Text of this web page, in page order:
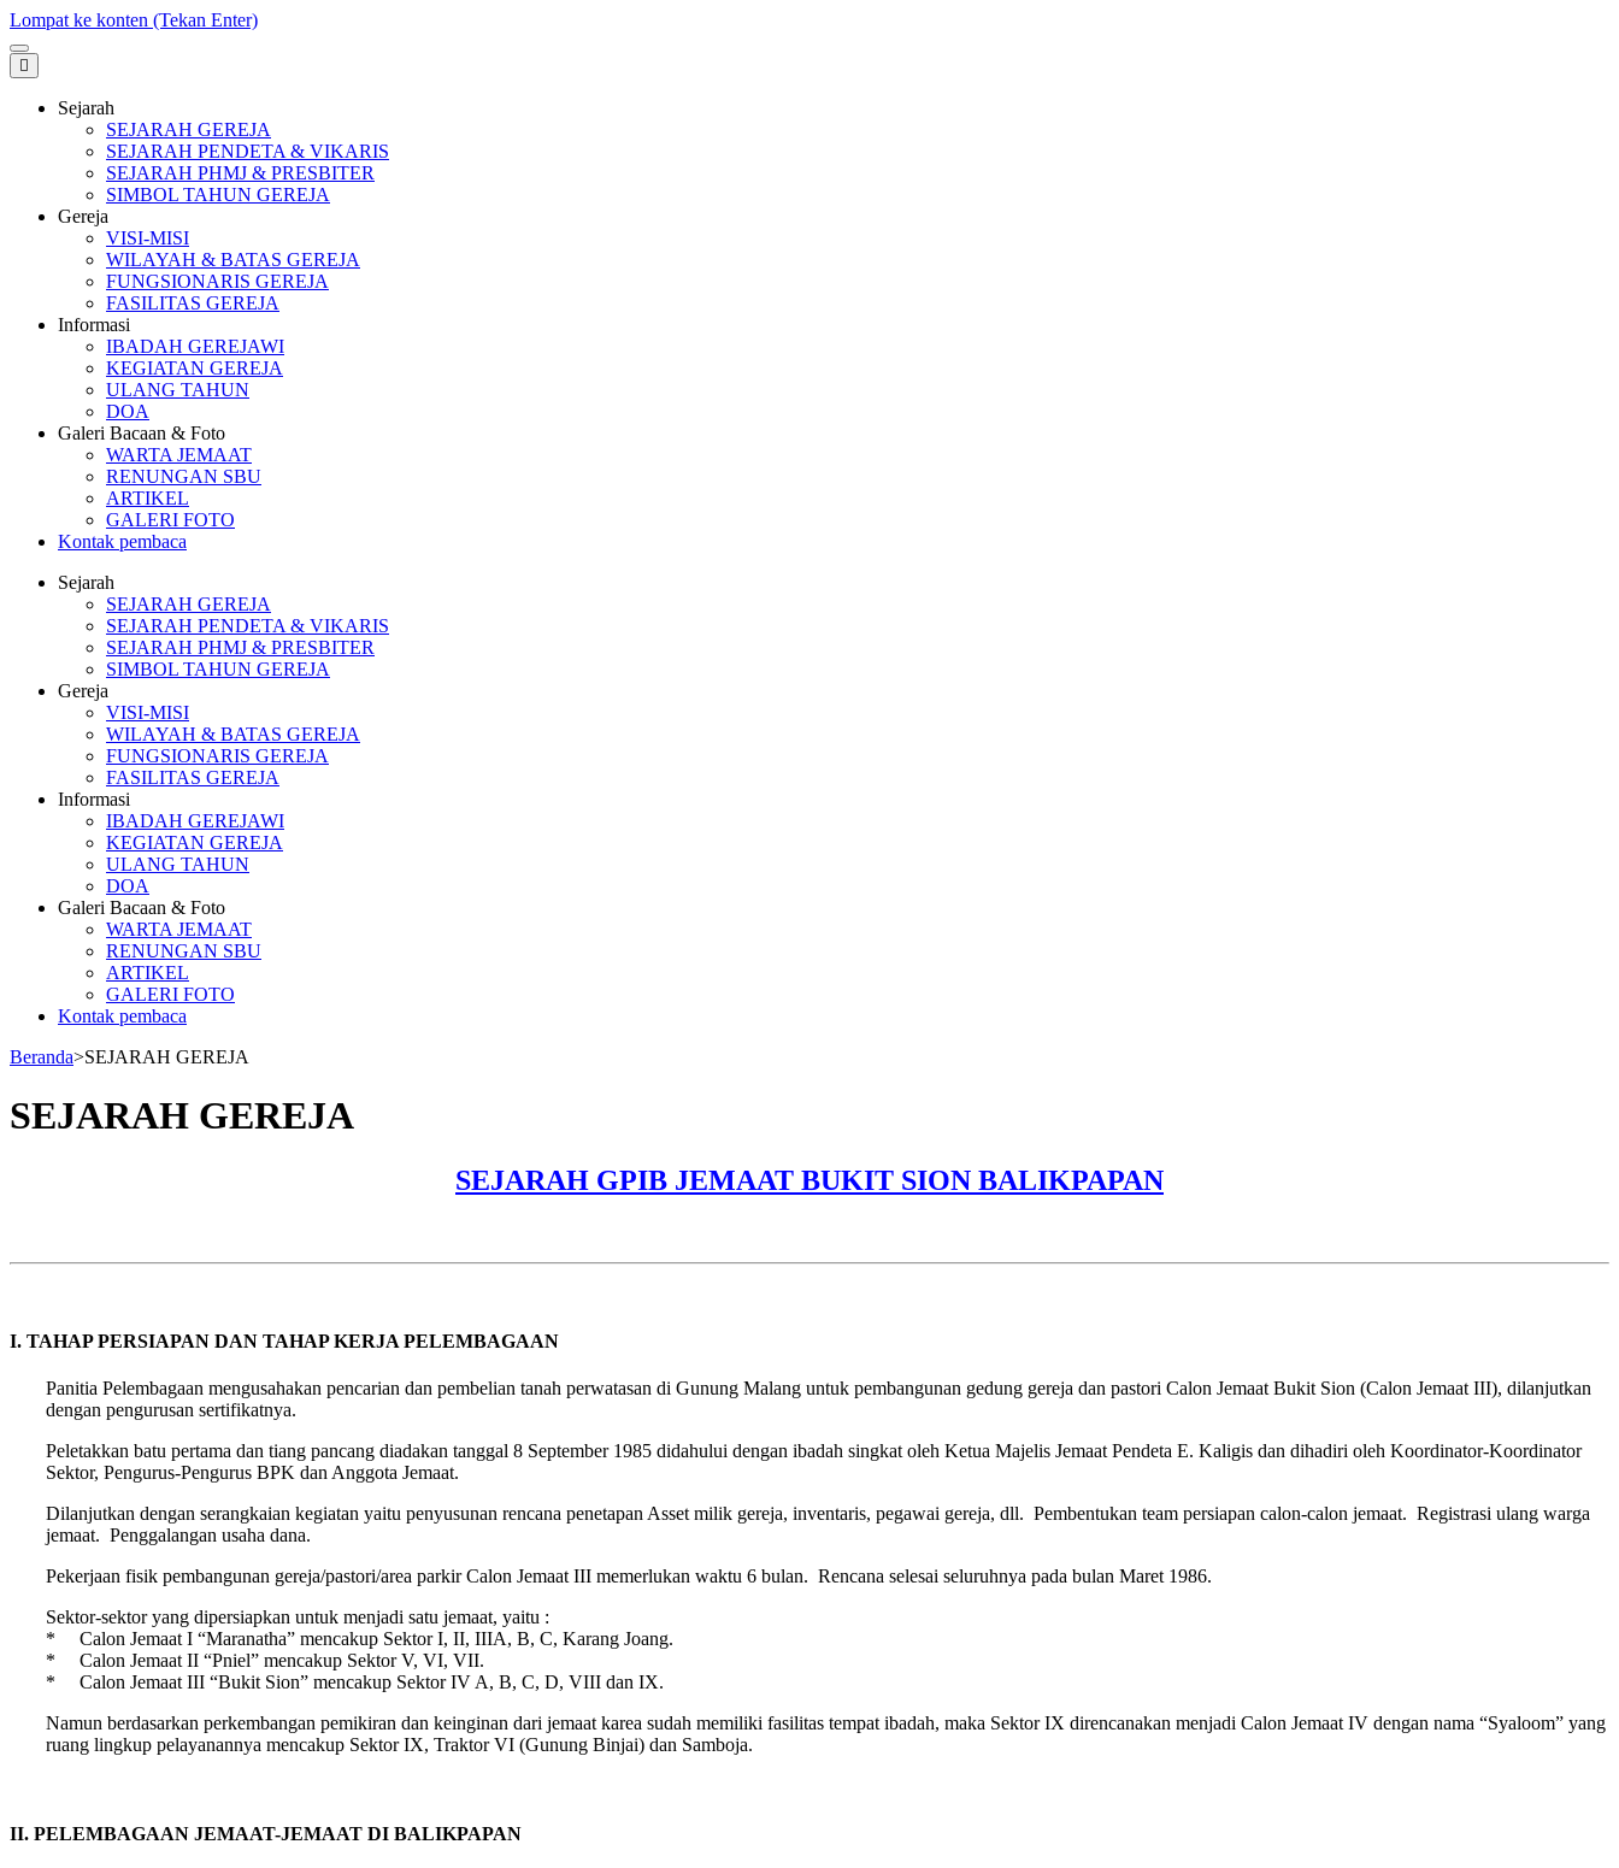
Lompat ke konten (Tekan Enter)
Sejarah
SEJARAH GEREJA
SEJARAH PENDETA & VIKARIS
SEJARAH PHMJ & PRESBITER
SIMBOL TAHUN GEREJA
Gereja
VISI-MISI
WILAYAH & BATAS GEREJA
FUNGSIONARIS GEREJA
FASILITAS GEREJA
Informasi
IBADAH GEREJAWI
KEGIATAN GEREJA
ULANG TAHUN
DOA
Galeri Bacaan & Foto
WARTA JEMAAT
RENUNGAN SBU
ARTIKEL
GALERI FOTO
Kontak pembaca
GPIB BUKIT SION BALIKPAPAN
Sejarah
SEJARAH GEREJA
SEJARAH PENDETA & VIKARIS
SEJARAH PHMJ & PRESBITER
SIMBOL TAHUN GEREJA
Gereja
VISI-MISI
WILAYAH & BATAS GEREJA
FUNGSIONARIS GEREJA
FASILITAS GEREJA
Informasi
IBADAH GEREJAWI
KEGIATAN GEREJA
ULANG TAHUN
DOA
Galeri Bacaan & Foto
WARTA JEMAAT
RENUNGAN SBU
ARTIKEL
GALERI FOTO
Kontak pembaca
Beranda>SEJARAH GEREJA
SEJARAH GEREJA
SEJARAH GPIB JEMAAT BUKIT SION BALIKPAPAN
I. TAHAP PERSIAPAN DAN TAHAP KERJA PELEMBAGAAN
Panitia Pelembagaan mengusahakan pencarian dan pembelian tanah perwatasan di Gunung Malang untuk pembangunan gedung gereja dan pastori Calon Jemaat Bukit Sion (Calon Jemaat III), dilanjutkan
dengan pengurusan sertifikatnya.
Peletakkan batu pertama dan tiang pancang diadakan tanggal 8 September 1985 didahului dengan ibadah singkat oleh Ketua Majelis Jemaat Pendeta E. Kaligis dan dihadiri oleh Koordinator-Koordinator
Sektor, Pengurus-Pengurus BPK dan Anggota Jemaat.
Dilanjutkan dengan serangkaian kegiatan yaitu penyusunan rencana penetapan Asset milik gereja, inventaris, pegawai gereja, dll. Pembentukan team persiapan calon-calon jemaat. Registrasi ulang warga
jemaat. Penggalangan usaha dana.
Pekerjaan fisik pembangunan gereja/pastori/area parkir Calon Jemaat III memerlukan waktu 6 bulan. Rencana selesai seluruhnya pada bulan Maret 1986.
Sektor-sektor yang dipersiapkan untuk menjadi satu jemaat, yaitu :
* Calon Jemaat I “Maranatha” mencakup Sektor I, II, IIIA, B, C, Karang Joang.
* Calon Jemaat II “Pniel” mencakup Sektor V, VI, VII.
* Calon Jemaat III “Bukit Sion” mencakup Sektor IV A, B, C, D, VIII dan IX.
Namun berdasarkan perkembangan pemikiran dan keinginan dari jemaat karea sudah memiliki fasilitas tempat ibadah, maka Sektor IX direncanakan menjadi Calon Jemaat IV dengan nama “Syaloom” yang
ruang lingkup pelayanannya mencakup Sektor IX, Traktor VI (Gunung Binjai) dan Samboja.
II. PELEMBAGAAN JEMAAT-JEMAAT DI BALIKPAPAN